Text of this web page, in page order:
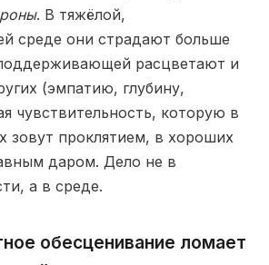
. В тяжёлой,
среде они страдают больше
расцветают и
(эмпатию, глубину,
чувствительность, которую в
зовут проклятием, в хороших
даром. Дело не в
а в среде.
обесценивание ломает